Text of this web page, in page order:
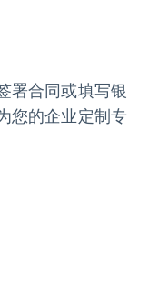
署合同或填写银
您的企业定制专